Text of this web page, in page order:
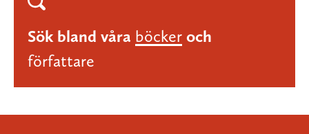
Sök bland våra böcker och
författare